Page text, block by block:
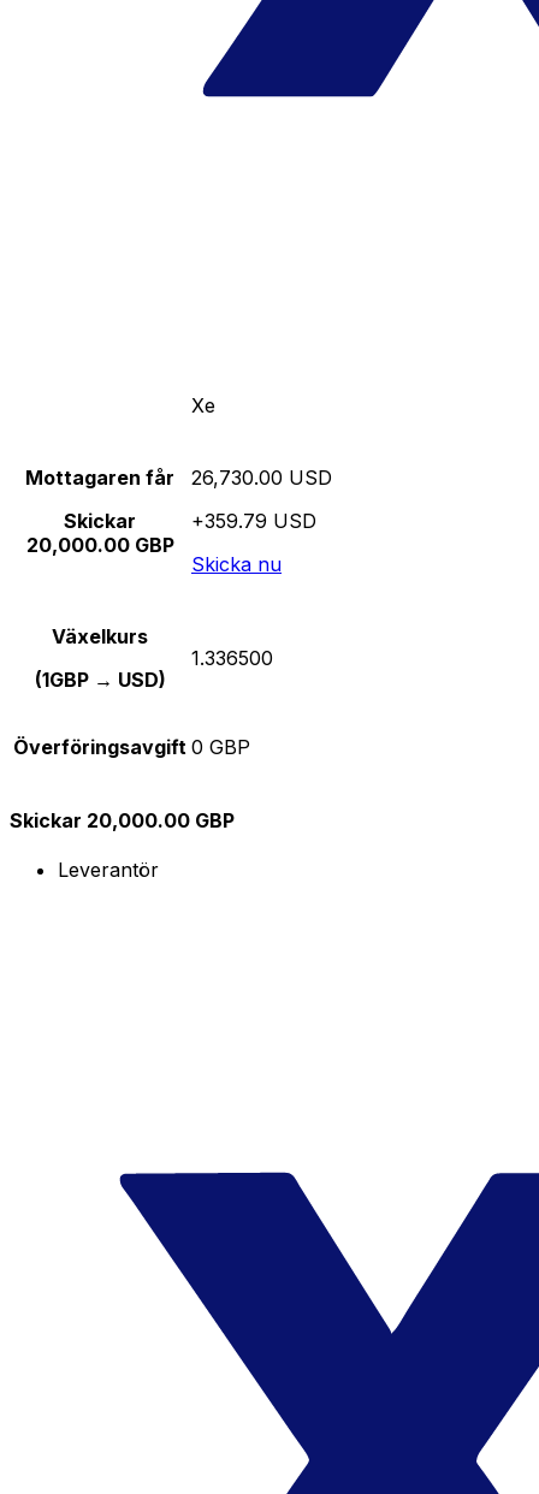
Xe
Mottagaren får
Skickar
20,000.00 GBP
26,730.00 USD
+359.79 USD
Skicka nu
Växelkurs
(1GBP → USD)
1.336500
Överföringsavgift 0 GBP
Skickar 20,000.00 GBP
Leverantör